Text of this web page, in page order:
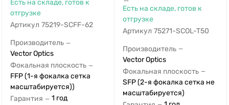
Есть на складе, готов к
отгрузке
Артикул 75219-SCFF-62
Производитель —
Vector Optics
Фокальная плоскость —
FFP (1-я фокалка сетка
масштабируется))
Гарантия — 1 год
Есть на складе, готов к
отгрузке
Артикул 75271-SCOL-T50
Производитель —
Vector Optics
Фокальная плоскость —
SFP (2-я фокалка сетка не
масштабируется)